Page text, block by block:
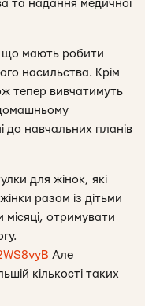
та надання медичної
що мають робити
насильства. Крім
тепер вивчатимуть
до навчальних планів
для жінок, які
разом із дітьми
отримувати
Але
кількості таких